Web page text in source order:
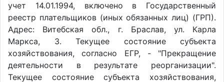
учет 14.01.1994, включено в Государственный
реестр плательщиков (иных обязанных лиц) (ГРП).
Адрес: Витебская обл., г. Браслав, ул. Карла
Маркса, 3. Текущее состояние субъекта
хозяйствования, согласно ЕГР, - "Прекращение
деятельности в результате реорганизации".
Текущее состояние субъекта хозяйствования,